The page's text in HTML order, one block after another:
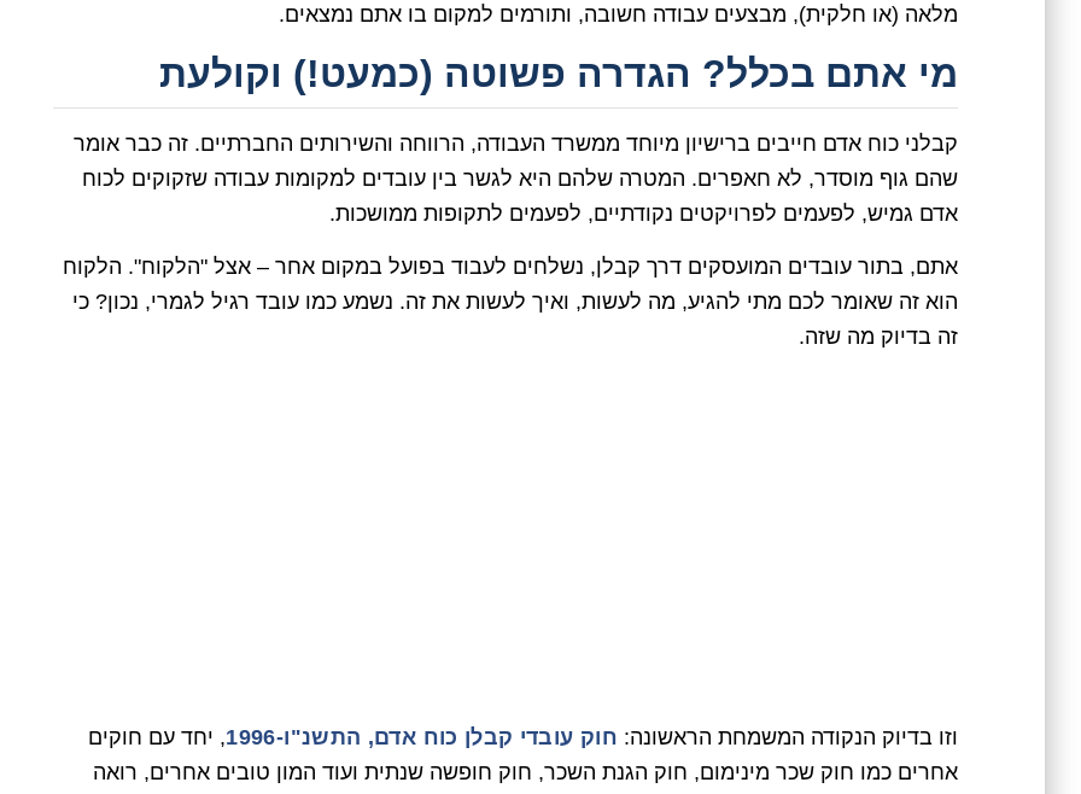
מלאה (או חלקית), מבצעים עבודה חשובה, ותורמים למקום בו אתם נמצאים.
מי אתם בכלל? הגדרה פשוטה (כמעט!) וקולעת
קבלני כוח אדם חייבים ברישיון מיוחד ממשרד העבודה, הרווחה והשירותים החברתיים. זה כבר אומר
שהם גוף מוסדר, לא חאפרים. המטרה שלהם היא לגשר בין עובדים למקומות עבודה שזקוקים לכוח
אדם גמיש, לפעמים לפרויקטים נקודתיים, לפעמים לתקופות ממושכות.
אתם, בתור עובדים המועסקים דרך קבלן, נשלחים לעבוד בפועל במקום אחר – אצל "הלקוח". הלקוח
הוא זה שאומר לכם מתי להגיע, מה לעשות, ואיך לעשות את זה. נשמע כמו עובד רגיל לגמרי, נכון? כי
זה בדיוק מה שזה.
וזו בדיוק הנקודה המשמחת הראשונה: חוק עובדי קבלן כוח אדם, התשנ"ו-1996
, יחד עם חוקים
אחרים כמו חוק שכר מינימום, חוק הגנת השכר, חוק חופשה שנתית ועוד המון טובים אחרים, רואה